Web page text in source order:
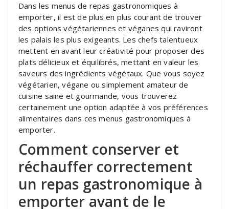
Dans les menus de repas gastronomiques à
emporter, il est de plus en plus courant de trouver
des options végétariennes et véganes qui raviront
les palais les plus exigeants. Les chefs talentueux
mettent en avant leur créativité pour proposer des
plats délicieux et équilibrés, mettant en valeur les
saveurs des ingrédients végétaux. Que vous soyez
végétarien, végane ou simplement amateur de
cuisine saine et gourmande, vous trouverez
certainement une option adaptée à vos préférences
alimentaires dans ces menus gastronomiques à
emporter.
Comment conserver et
réchauffer correctement
un repas gastronomique à
emporter avant de le